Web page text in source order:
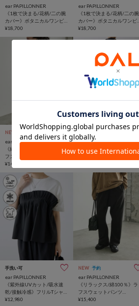
ear PAPILLONNER
《1枚で決まる/花柄/二の腕
カバー》ボタニカルワンピ
ース【SUM1 STYLE(スミス
¥18,700
ear PAPILLONNER
《1枚で決まる/花柄/二の腕
カバー》ボタニカルワンピ
ース【SUM1 STYLE(スミス
¥18,700
NEW
ear PAPILLONNER
《綿100％/リラックス》ラ
フスウェットトップス
【MONT KEMMEL×SUM1
イル)】
¥14,080
2BUY10％OFFクーポン
SALE
ear PAPILLONNER
《2点セット/マルチウェ
手洗い可
ear PAPILLONNER
《紫外線UVカット/吸水速
乾/接触冷感》フリルTシャツ
【SUM1 STYLE(スミスタイ
¥12,980
NEW 予約
ear PAPILLONNER
《リラックス/綿100％》ラ
フスウェットパンツ
【MONT KEMMEL×SUM1
¥15,400